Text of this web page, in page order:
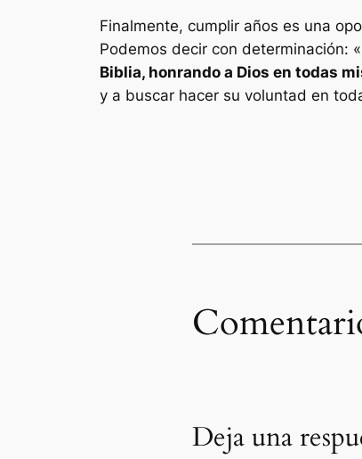
Finalmente, cumplir años es una
Podemos decir con determinación: «
Biblia, honrando a Dios en todas
y a buscar hacer su voluntad en
Deja una